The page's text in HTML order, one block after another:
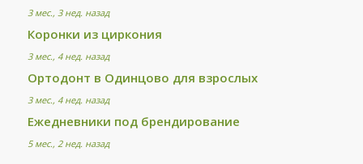
3 мес., 3 нед. назад
Коронки из циркония
3 мес., 4 нед. назад
Ортодонт в Одинцово для взрослых
3 мес., 4 нед. назад
Ежедневники под брендирование
5 мес., 2 нед. назад